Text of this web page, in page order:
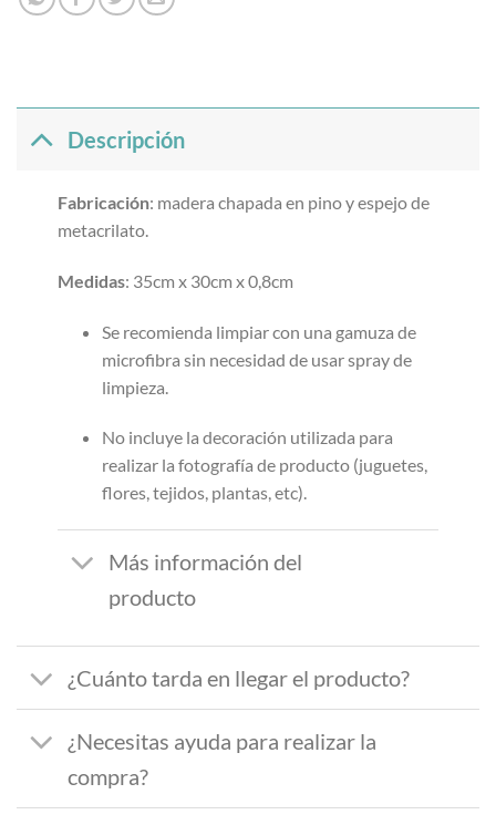
Descripción
Fabricación: madera chapada en pino y espejo de
metacrilato.
Medidas: 35cm x 30cm x 0,8cm
Se recomienda limpiar con una gamuza de
microfibra sin necesidad de usar spray de
limpieza.
No incluye la decoración utilizada para
realizar la fotografía de producto (juguetes,
flores, tejidos, plantas, etc).
Más información del
producto
¿Cuánto tarda en llegar el producto?
¿Necesitas ayuda para realizar la
compra?